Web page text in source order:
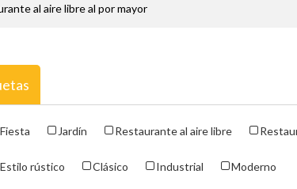
al aire libre al por mayor
Fiesta Jardín Restaurante al aire libre
Estilo rústico Clásico Industrial Moderno